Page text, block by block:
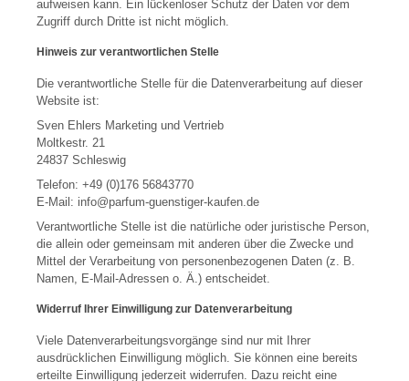
aufweisen kann. Ein lückenloser Schutz der Daten vor dem
Zugriff durch Dritte ist nicht möglich.
Hinweis zur verantwortlichen Stelle
Die verantwortliche Stelle für die Datenverarbeitung auf dieser
Website ist:
Sven Ehlers Marketing und Vertrieb
Moltkestr. 21
24837 Schleswig
Telefon: +49 (0)176 56843770
E-Mail: info@parfum-guenstiger-kaufen.de
Verantwortliche Stelle ist die natürliche oder juristische Person,
die allein oder gemeinsam mit anderen über die Zwecke und
Mittel der Verarbeitung von personenbezogenen Daten (z. B.
Namen, E-Mail-Adressen o. Ä.) entscheidet.
Widerruf Ihrer Einwilligung zur Datenverarbeitung
Viele Datenverarbeitungsvorgänge sind nur mit Ihrer
ausdrücklichen Einwilligung möglich. Sie können eine bereits
erteilte Einwilligung jederzeit widerrufen. Dazu reicht eine